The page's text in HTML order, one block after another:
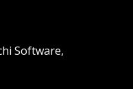
Software,